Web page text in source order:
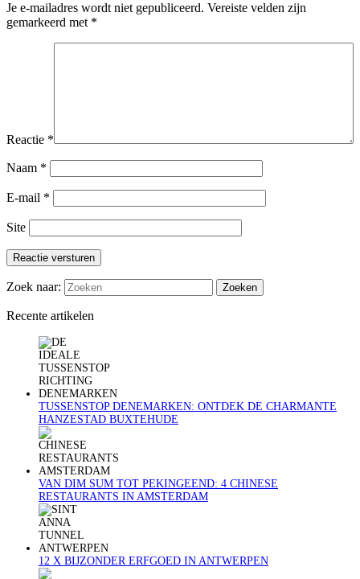
Je e-mailadres wordt niet gepubliceerd. Vereiste velden zijn
gemarkeerd met *
Reactie *
Naam *
E-mail *
Site
Reactie versturen
Zoek naar:
Recente artikelen
TUSSENSTOP DENEMARKEN: ONTDEK DE CHARMANTE
HANZESTAD BUXTEHUDE
VAN DIM SUM TOT PEKINGEEND: 4 CHINESE
RESTAURANTS IN AMSTERDAM
12 X BIJZONDER ERFGOED IN ANTWERPEN